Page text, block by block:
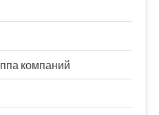
компаний